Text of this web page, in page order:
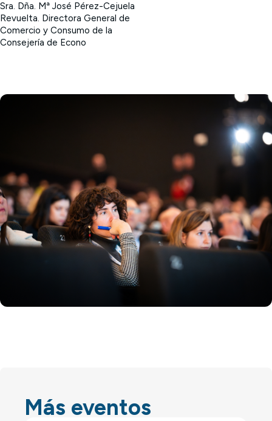
Sra. Dña. Mª José Pérez-Cejuela
Revuelta. Directora General de
Comercio y Consumo de la
Consejería de Econo
Más eventos